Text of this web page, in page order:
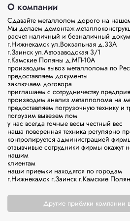
О компании
Сдавайте металлолом дорого на
Мы делаем демонтаж
расчет наличный и безналичный
г.Нижнекамск ул.Вокзальная д.33А
г.Заинск ул.Автозаводская 3/1
г.Камские Поляны д.МП-10А
производим вывоз металлолома по
предоставляем документы
заключаем договора
приглашаем с сотрудничеству
производим анализ металлолома на
предоставляем погрузочную технику и
погрузим вывезем лом
у нас всегда точные весы честный вес
наша поверенная техника регулярно
контролируется администрацией
отзывчивые сотрудники фирмы
нашим
клиентам
наши приемки находятся по городам
г.Нижнекамск г.Заинск г.Камские
Другие приёмки компании